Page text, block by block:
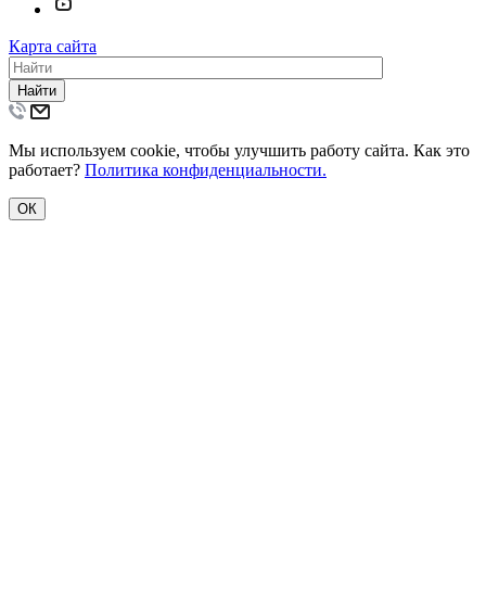
Карта сайта
Найти
Мы используем cookie, чтобы улучшить работу сайта. Как это
работает? Политика конфиденциальности.
ОК